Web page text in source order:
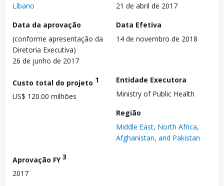
Líbano
21 de abril de 2017
Data da aprovação
(conforme apresentação da
Diretoria Executiva)
26 de junho de 2017
Data Efetiva
14 de novembro de 2018
Custo total do projeto 1
US$ 120.00 milhões
Entidade Executora
Ministry of Public Health
Região
Middle East, North Africa,
Afghanistan, and Pakistan
Aprovação FY3
2017